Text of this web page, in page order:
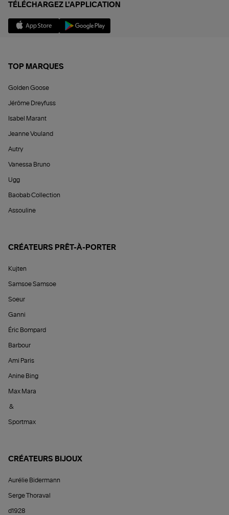
TÉLÉCHARGEZ L'APPLICATION
TOP MARQUES
Golden Goose
Jérôme Dreyfuss
Isabel Marant
Jeanne Vouland
Autry
Vanessa Bruno
Ugg
Baobab Collection
Assouline
CRÉATEURS PRÊT-À-PORTER
Kujten
Samsoe Samsoe
Soeur
Ganni
Éric Bompard
Barbour
Ami Paris
Anine Bing
Max Mara
&
Sportmax
CRÉATEURS BIJOUX
Aurélie Bidermann
Serge Thoraval
d1928